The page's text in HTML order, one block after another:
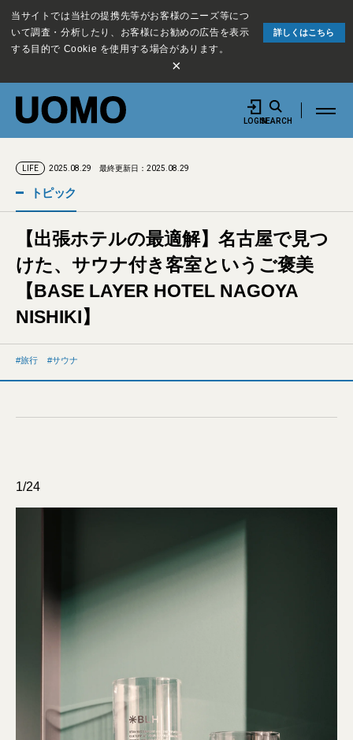
当サイトでは当社の提携先等がお客様のニーズ等につ
いて調査・分析したり、お客様にお勧めの広告を表示
する目的で Cookie を使用する場合があります。
詳しくはこちら
×
LOGINSEARCH
LIFE 2025.08.29 最終更新日：2025.08.29
トピック
【出張ホテルの最適解】名古屋で見つ
けた、サウナ付き客室というご褒美
【BASE LAYER HOTEL NAGOYA
NISHIKI】
旅行 サウナ
1/24